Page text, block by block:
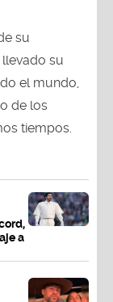
su
su
el mundo,
de los
tiempos.
a